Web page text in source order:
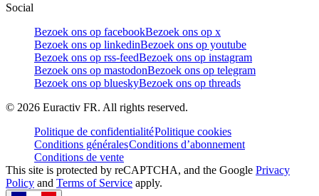
Social
Bezoek ons op facebookBezoek ons op x
Bezoek ons op linkedinBezoek ons op youtube
Bezoek ons op rss-feedBezoek ons op instagram
Bezoek ons op mastodonBezoek ons op telegram
Bezoek ons op blueskyBezoek ons op threads
© 2026 Euractiv FR. All rights reserved.
Politique de confidentialitéPolitique cookies
Conditions généralesConditions d’abonnement
Conditions de vente
This site is protected by reCAPTCHA, and the Google Privacy
Policy and Terms of Service apply.